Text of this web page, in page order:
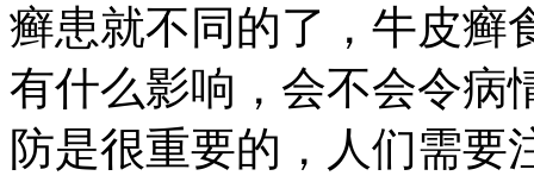
癣患就不同的了，牛皮癣
有什么影响，会不会令病
防是很重要的，人们需要